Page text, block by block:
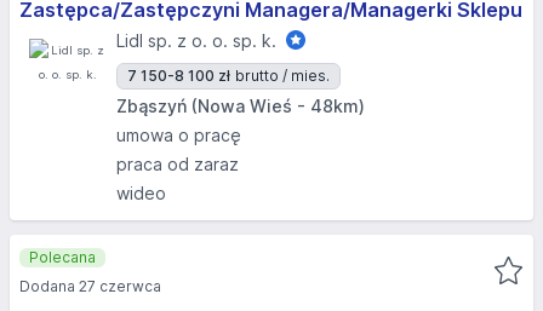
Zastępca/Zastępczyni Managera/Managerki Sklepu
Lidl sp. z o. o. sp. k.
7 150-8 100 zł brutto / mies.
Zbąszyń (Nowa Wieś - 48km)
umowa o pracę
praca od zaraz
wideo
Polecana
Dodana 27 czerwca